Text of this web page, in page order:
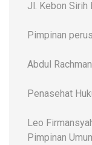
Jl. Kebon Sirih
Pimpinan
Abdul Rachman
Penasehat
Leo
Pimpinan